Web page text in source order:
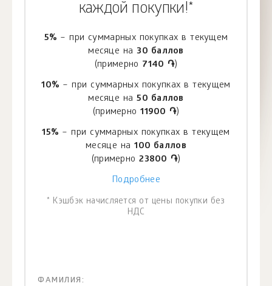
каждой покупки!*
5% – при суммарных покупках в текущем
месяце на30 баллов
(примерно 7140 ֏)
10% – при суммарных покупках в текущем
месяце на50 баллов
(примерно11900 ֏)
15% – при суммарных покупках в текущем
месяце на100 баллов
(примерно23800 ֏)
Подробнее
* Кэшбэк начисляется от цены покупки без
НДС
ФАМИЛИЯ: